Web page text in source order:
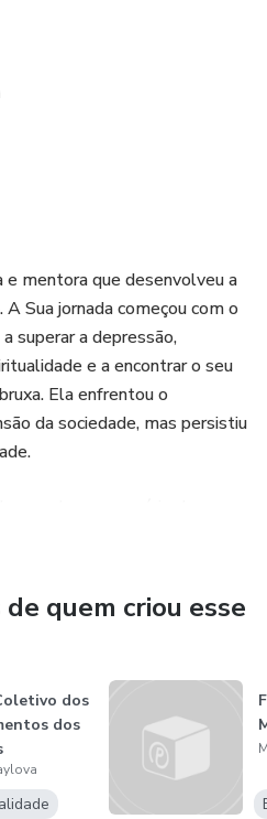
e mentora que desenvolveu a
Sua jornada começou com o
superar a depressão,
e a encontrar o seu
Ela enfrentou o
da sociedade, mas persistiu
da Vivências da Bruxa
objetivo é capacitar as
espiritualidade, entenderem as
vida autêntica e
longo da sua jornada,
dos outros e a falta de
seguir em frente e ajudar
quem criou esse
dos
dos